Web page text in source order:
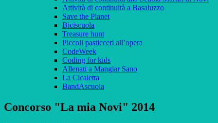
Attività di continuità a Basaluzzo
Save the Planet
Biciscuola
Treasure hunt
Piccoli pasticceri all’opera
CodeWeek
Coding for kids
Allenati a Mangiar Sano
La Cicaletta
BandAscuola
Concorso "La mia Novi" 2014